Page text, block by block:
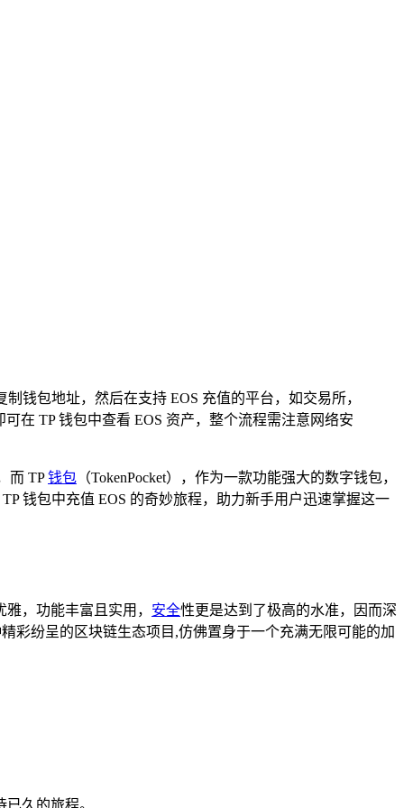
钱包地址，然后在支持 EOS 充值的平台，如交易所，
在 TP 钱包中查看 EOS 资产，整个流程需注意网络安
而 TP钱包 （TokenPocket），作为一款功能强大的数字钱包，
钱包中充值 EOS 的奇妙旅程，助力新手用户迅速掌握这一
，功能丰富且实用， 安全性更是达到了极高的水准，因而深
彩纷呈的区块链生态项目,仿佛置身于一个充满无限可能的加